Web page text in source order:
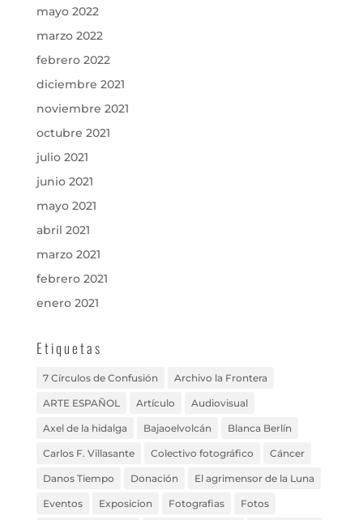
mayo 2022
marzo 2022
febrero 2022
diciembre 2021
noviembre 2021
octubre 2021
julio 2021
junio 2021
mayo 2021
abril 2021
marzo 2021
febrero 2021
enero 2021
Etiquetas
7 Círculos de Confusión Archivo la Frontera
ARTE ESPAÑOL Artículo Audiovisual
Axel de la hidalga Bajaoelvolcán Blanca Berlín
Carlos F. Villasante Colectivo fotográfico Cáncer
Danos Tiempo Donación El agrimensor de la Luna
Eventos Exposicion Fotografias Fotos